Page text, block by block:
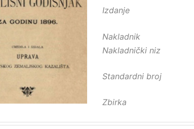
Izdanje
Nakladnik
Nakladnički niz
Standardni broj
Zbirka